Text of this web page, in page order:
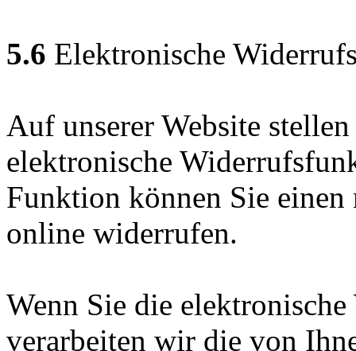
5.6 Elektronische
Auf unserer Website
elektronische
Funktion können Sie einen
online widerrufen.
Wenn Sie die
verarbeiten wir die von